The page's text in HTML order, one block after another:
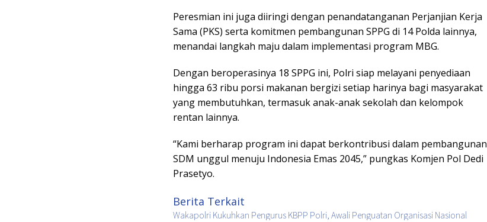
Peresmian ini juga diiringi dengan penandatanganan Perjanjian Kerja
Sama (PKS) serta komitmen pembangunan SPPG di 14 Polda lainnya,
menandai langkah maju dalam implementasi program MBG.
Dengan beroperasinya 18 SPPG ini, Polri siap melayani penyediaan
hingga 63 ribu porsi makanan bergizi setiap harinya bagi masyarakat
yang membutuhkan, termasuk anak-anak sekolah dan kelompok
rentan lainnya.
“Kami berharap program ini dapat berkontribusi dalam pembangunan
SDM unggul menuju Indonesia Emas 2045,” pungkas Komjen Pol Dedi
Prasetyo.
Berita Terkait
Wakapolri Kukuhkan Pengurus KBPP Polri, Awali Penguatan Organisasi Nasional